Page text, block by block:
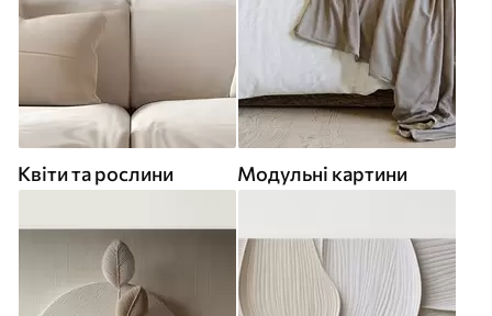
Квіти та рослини Модульні картини